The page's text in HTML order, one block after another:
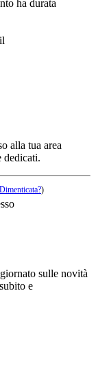
ha durata
alla tua area
dedicati.
Dimenticata?)
sulle novità
e